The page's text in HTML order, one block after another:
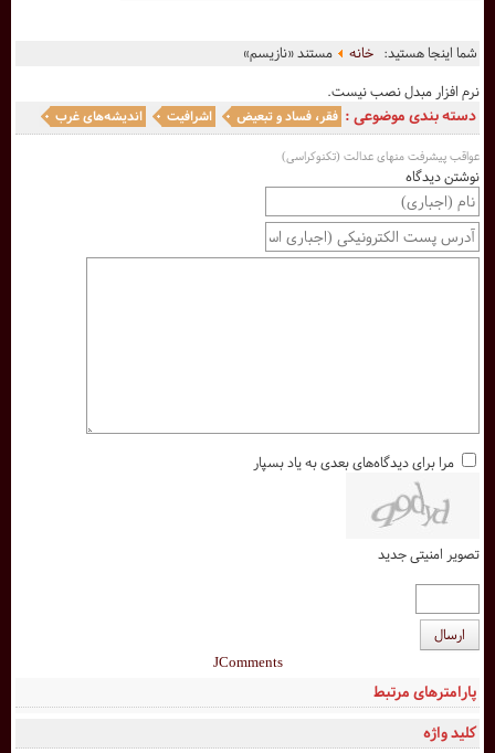
شما اینجا هستید:خانه
مستند «نازیسم»
نرم افزار مبدل نصب نیست.
دسته بندی موضوعی : فقر، فساد و تبعیض اشرافیت اندیشه‌های غرب
عواقب پیشرفت منهای عدالت (تکنوکراسی)
کلید واژه
پارامترهای مرتبط
نوشتن دیدگاه
مرا برای دیدگاه‌های بعدی به یاد بسپار
تصویر امنیتی جدید
ارسال
JComments